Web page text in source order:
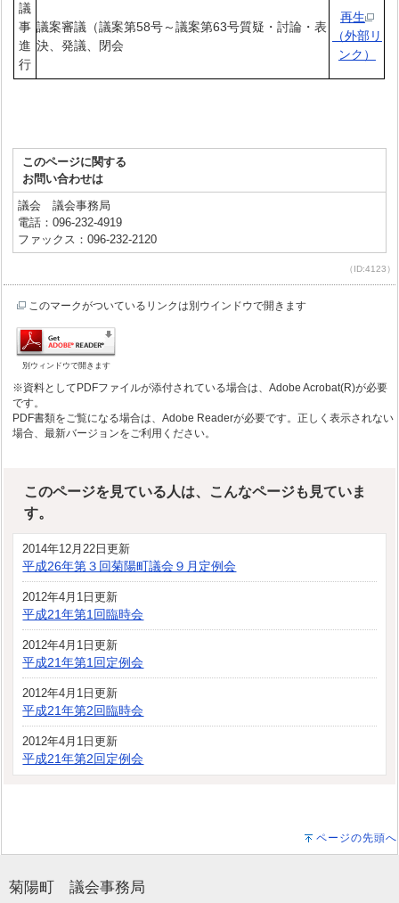
議
事
進
行
議案審議（議案第58号～議案第63号質疑・討論・表
決、発議、閉会
再生
（外部リ
ンク）
このページに関する
お問い合わせは
議会 議会事務局
電話：096-232-4919
ファックス：096-232-2120
（ID:4123）
このマークがついているリンクは別ウインドウで開きます
別ウィンドウで開きます
※資料としてPDFファイルが添付されている場合は、Adobe Acrobat(R)が必要
です。
PDF書類をご覧になる場合は、Adobe Readerが必要です。正しく表示されない
場合、最新バージョンをご利用ください。
このページを見ている人は、こんなページも見ていま
す。
2014年12月22日更新
平成26年第３回菊陽町議会９月定例会
2012年4月1日更新
平成21年第1回臨時会
2012年4月1日更新
平成21年第1回定例会
2012年4月1日更新
平成21年第2回臨時会
2012年4月1日更新
平成21年第2回定例会
ページの先頭へ
菊陽町 議会事務局